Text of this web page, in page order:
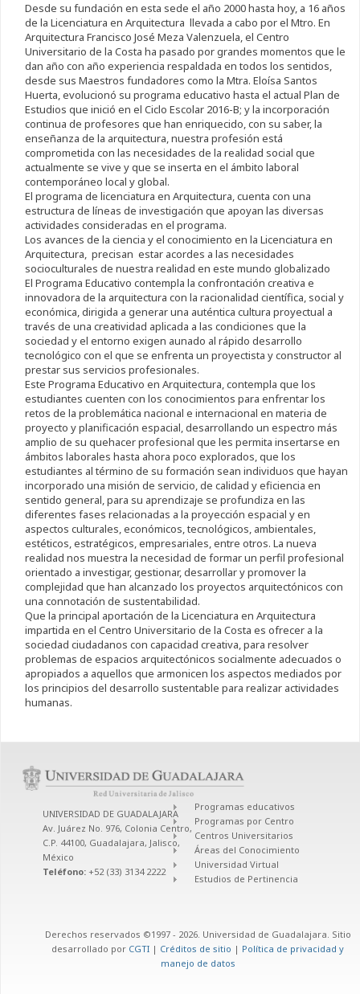
Desde su fundación en esta sede el año 2000 hasta hoy, a 16 años
de la Licenciatura en Arquitectura llevada a cabo por el Mtro. En
Arquitectura Francisco José Meza Valenzuela, el Centro
Universitario de la Costa ha pasado por grandes momentos que le
dan año con año experiencia respaldada en todos los sentidos,
desde sus Maestros fundadores como la Mtra. Eloísa Santos
Huerta, evolucionó su programa educativo hasta el actual Plan de
Estudios que inició en el Ciclo Escolar 2016-B; y la incorporación
continua de profesores que han enriquecido, con su saber, la
enseñanza de la arquitectura, nuestra profesión está
comprometida con las necesidades de la realidad social que
actualmente se vive y que se inserta en el ámbito laboral
contemporáneo local y global.
El programa de licenciatura en Arquitectura, cuenta con una
estructura de líneas de investigación que apoyan las diversas
actividades consideradas en el programa.
Los avances de la ciencia y el conocimiento en la Licenciatura en
Arquitectura, precisan estar acordes a las necesidades
socioculturales de nuestra realidad en este mundo globalizado
El Programa Educativo contempla la confrontación creativa e
innovadora de la arquitectura con la racionalidad científica, social y
económica, dirigida a generar una auténtica cultura proyectual a
través de una creatividad aplicada a las condiciones que la
sociedad y el entorno exigen aunado al rápido desarrollo
tecnológico con el que se enfrenta un proyectista y constructor al
prestar sus servicios profesionales.
Este Programa Educativo en Arquitectura, contempla que los
estudiantes cuenten con los conocimientos para enfrentar los
retos de la problemática nacional e internacional en materia de
proyecto y planificación espacial, desarrollando un espectro más
amplio de su quehacer profesional que les permita insertarse en
ámbitos laborales hasta ahora poco explorados, que los
estudiantes al término de su formación sean individuos que hayan
incorporado una misión de servicio, de calidad y eficiencia en
sentido general, para su aprendizaje se profundiza en las
diferentes fases relacionadas a la proyección espacial y en
aspectos culturales, económicos, tecnológicos, ambientales,
estéticos, estratégicos, empresariales, entre otros. La nueva
realidad nos muestra la necesidad de formar un perfil profesional
orientado a investigar, gestionar, desarrollar y promover la
complejidad que han alcanzado los proyectos arquitectónicos con
una connotación de sustentabilidad.
Que la principal aportación de la Licenciatura en Arquitectura
impartida en el Centro Universitario de la Costa es ofrecer a la
sociedad ciudadanos con capacidad creativa, para resolver
problemas de espacios arquitectónicos socialmente adecuados o
apropiados a aquellos que armonicen los aspectos mediados por
los principios del desarrollo sustentable para realizar actividades
humanas.
UNIVERSIDAD DE GUADALAJARA
Av. Juárez No. 976, Colonia Centro,
C.P. 44100, Guadalajara, Jalisco,
México
Teléfono: +52 (33) 3134 2222
Programas educativos
Programas por Centro
Centros Universitarios
Áreas del Conocimiento
Universidad Virtual
Estudios de Pertinencia
Derechos reservados ©1997 - 2026. Universidad de Guadalajara. Sitio
desarrollado por CGTI | Créditos de sitio | Política de privacidad y
manejo de datos